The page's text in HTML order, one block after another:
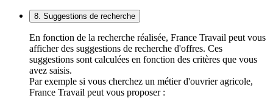
8. Suggestions de recherche
En fonction de la recherche réalisée, France Travail peut vous
afficher des suggestions de recherche d'offres. Ces
suggestions sont calculées en fonction des critères que vous
avez saisis.
Par exemple si vous cherchez un métier d'ouvrier agricole,
France Travail peut vous proposer :